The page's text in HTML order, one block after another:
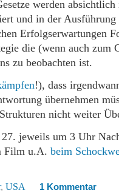
werden
und in der
Erfolgserwartungen
die (wenn auch zum
zu beobachten ist.
!), dass
übernehmen
nicht weiter
jeweils um 3 Uhr
Film u.A. beim
, USA 1 Kommentar